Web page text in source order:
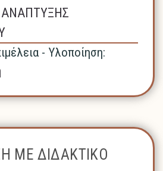
- Υλοποίηση:
ΜΕ ΔΙΔΑΚΤΙΚΟ